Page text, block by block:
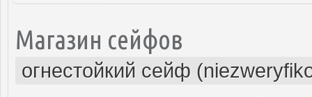
Магазин сейфов
огнестойкий сейф